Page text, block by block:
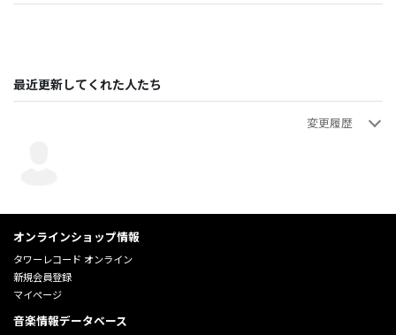
最近更新してくれた人たち
変更履歴
オンラインショップ情報
タワーレコード オンライン
新規会員登録
マイページ
音楽情報データベース